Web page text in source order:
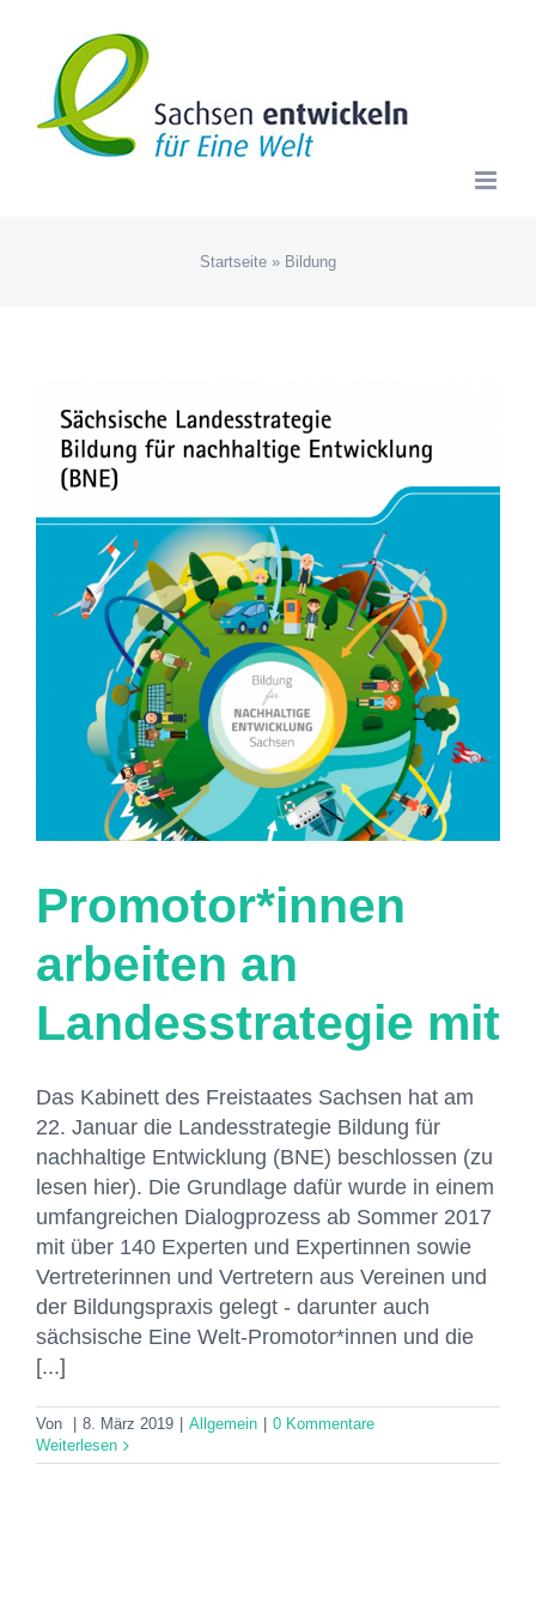
springen
Startseite » Bildung
Promotor*innen
arbeiten an
Landesstrategie mit
Das Kabinett des Freistaates Sachsen hat am
22. Januar die Landesstrategie Bildung für
nachhaltige Entwicklung (BNE) beschlossen (zu
lesen hier). Die Grundlage dafür wurde in einem
umfangreichen Dialogprozess ab Sommer 2017
mit über 140 Experten und Expertinnen sowie
Vertreterinnen und Vertretern aus Vereinen und
der Bildungspraxis gelegt - darunter auch
sächsische Eine Welt-Promotor*innen und die
[...]
Von 8. März 2019 Allgemein
0 Kommentare
Weiterlesen